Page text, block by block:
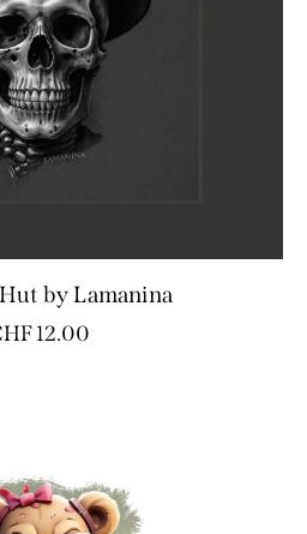
by Lamanina
12.00